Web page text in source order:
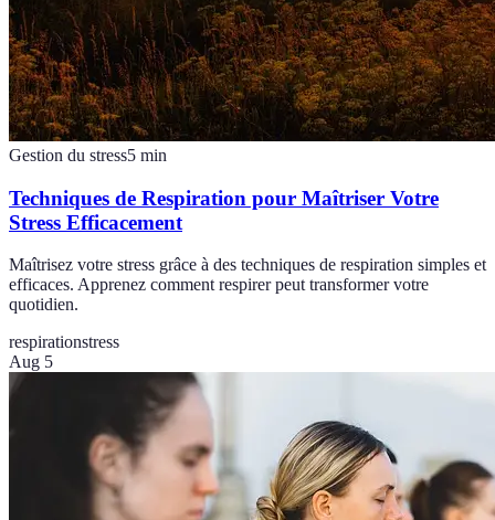
Gestion du stress5 min
Techniques de Respiration pour Maîtriser Votre
Stress Efficacement
Maîtrisez votre stress grâce à des techniques de respiration simples et
efficaces. Apprenez comment respirer peut transformer votre
quotidien.
respirationstress
Aug 5